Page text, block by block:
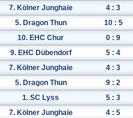
7. Kölner Junghaie 4 : 3
5. Dragon Thun 10: 5
10. EHC Chur 0 : 9
9. EHC Dübendorf 5 : 4
7. Kölner Junghaie 4 : 3
5. Dragon Thun 9 : 2
1. SC Lyss 5 : 3
7. Kölner Junghaie 4 : 5